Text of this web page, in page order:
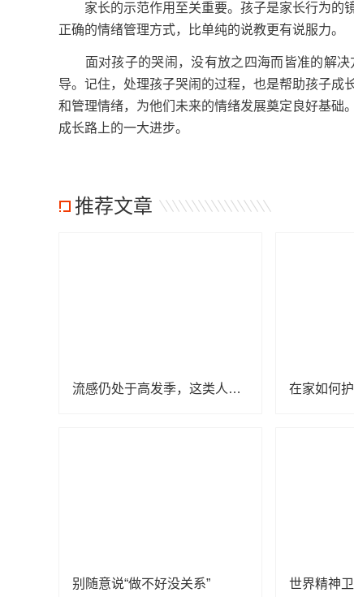
家长的示范作用至关重要。孩子是家长行为的
正确的情绪管理方式，比单纯的说教更有说服力。
面对孩子的哭闹，没有放之四海而皆准的解决
导。记住，处理孩子哭闹的过程，也是帮助孩子成
和管理情绪，为他们未来的情绪发展奠定良好基础
成长路上的一大进步。
推荐文章
流感仍处于高发季，这类人群要特别注意
别随意说“做不好没关系”